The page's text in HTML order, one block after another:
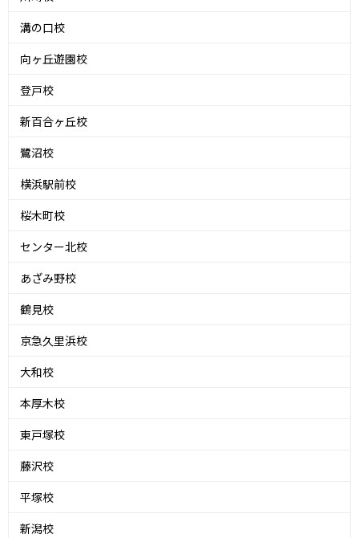
溝の口校
向ヶ丘遊園校
登戸校
新百合ヶ丘校
鷺沼校
横浜駅前校
桜木町校
センター北校
あざみ野校
鶴見校
京急久里浜校
大和校
本厚木校
東戸塚校
藤沢校
平塚校
新潟校